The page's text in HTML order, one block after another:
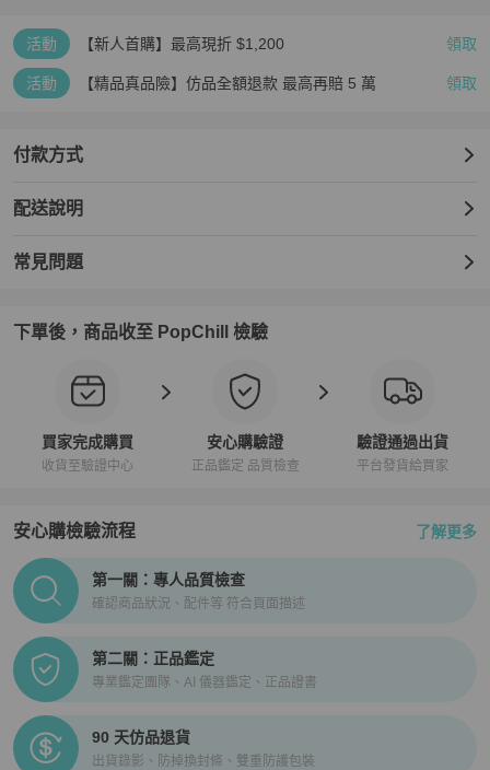
活動 【新人首購】最高現折 $1,200 領取
活動 【精品真品險】仿品全額退款 最高再賠 5 萬 領取
付款方式
配送說明
常見問題
下單後，商品收至 PopChill 檢驗
買家完成購買
收貨至驗證中心
安心購驗證
正品鑑定 品質檢查
驗證通過出貨
平台發貨給買家
安心購檢驗流程 了解更多
PopChill拍拍圈正品驗證、安心購檢驗流程介紹
第一關：專人品質檢查
確認商品狀況、配件等 符合頁面描述
第二關：正品鑑定
專業鑑定團隊、AI 儀器鑑定、正品證書
90 天仿品退貨
出貨錄影、防掉換封條、雙重防護包裝